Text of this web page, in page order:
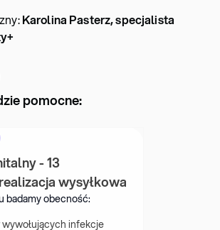
Karolina Pasterz, specjalista
pomocne:
- 13
wysyłkowa
badamy obecność:
infekcje